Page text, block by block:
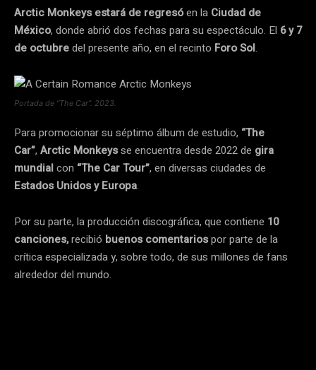
Arctic Monkeys estará de regresóen la Ciudad de
México, donde abrió dos fechas para su espectáculo. El 6 y 7
de octubredel presente año, en el recinto Foro Sol.
Portada de “The Car”. 2023.
Para promocionar su séptimo álbum de estudio, “The
Car”, Arctic Monkeysse encuentra desde 2022 de gira
mundialcon “The Car Tour”, en diversas ciudades de
Estados Unidos y Europa.
Por su parte, la producción discográfica, que contiene 10
canciones,recibió buenos comentariospor parte de la
crítica especializada y, sobre todo, de sus millones de fans
alrededor del mundo.